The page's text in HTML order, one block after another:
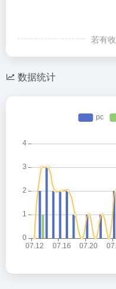
若有
数据统计